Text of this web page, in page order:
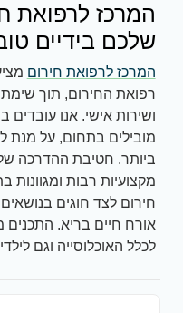
המרכז לרפואת
שלכם בידיים
המרכז לרפואת חירום
רפואת החירום, תוך שימת
ושירות אישי. אנו
מובילים בתחום, על מנת
ביותר. חטיבת ההדרכה
מקצועיות רבות
חירום לצד חוגים
אורח חיים בריא.
לכלל האוכלוסייה וגם